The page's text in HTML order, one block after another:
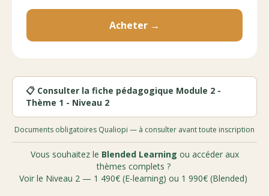
Acheter →
📋 Consulter la fiche pédagogique Module 2 -
Thème 1 - Niveau 2
Documents obligatoires Qualiopi — à consulter avant toute inscription
Vous souhaitez le Blended Learning ou accéder aux
thèmes complets ?
Voir le Niveau 2 — 1 490€ (E-learning) ou 1 990€ (Blended)